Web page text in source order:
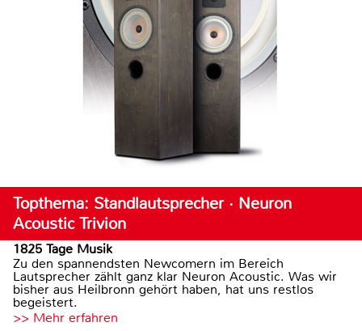
Topthema: Standlautsprecher · Neuron
Acoustic Trivion
1825 Tage Musik
Zu den spannendsten Newcomern im Bereich
Lautsprecher zählt ganz klar Neuron Acoustic. Was wir
bisher aus Heilbronn gehört haben, hat uns restlos
begeistert.
>> Mehr erfahren